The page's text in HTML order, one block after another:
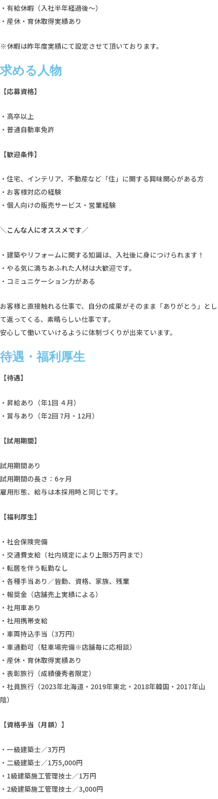
・有給休暇（入社半年経過後～）
・産休・育休取得実績あり
※休暇は昨年度実績にて設定させて頂いております。
求める人物
【応募資格】
・高卒以上
・普通自動車免許
【歓迎条件】
・住宅、インテリア、不動産など「住」に関する興味関心がある方
・お客様対応の経験
・個人向けの販売サービス・営業経験
＼こんな人にオススメです／
・建築やリフォームに関する知識は、入社後に身につけられます！
・やる気に満ちあふれた人材は大歓迎です。
・コミュニケーション力がある
お客様と直接触れる仕事で、自分の成果がそのまま「ありがとう」とし
て返ってくる、素晴らしい仕事です。
安心して働いていけるように体制づくりが出来ています。
待遇・福利厚生
【待遇】
・昇給あり（年1回 ４月）
・賞与あり（年2回 7月・12月）
【試用期間】
試用期間あり
試用期間の長さ：6ヶ月
雇用形態、給与は本採用時と同じです。
【福利厚生】
・社会保険完備
・交通費支給（社内規定により上限5万円まで）
・転居を伴う転勤なし
・各種手当あり／皆勤、資格、家族、残業
・報奨金（店舗売上実績による）
・社用車あり
・社用携帯支給
・車両持込手当（3万円）
・車通勤可（駐車場完備※店舗毎に応相談）
・産休・育休取得実績あり
・表彰旅行（成績優秀者限定）
・社員旅行（2023年北海道・2019年東北・2018年韓国・2017年山
陰）
【資格手当（月額）】
・一級建築士／3万円
・二級建築士／1万5,000円
・1級建築施工管理技士／1万円
・2級建築施工管理技士／3,000円